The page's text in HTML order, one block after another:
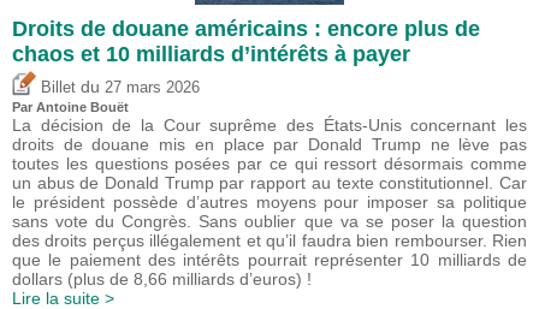
Droits de douane américains : encore plus de
chaos et 10 milliards d’intérêts à payer
Billet du 27 mars 2026
Par Antoine Bouët
La décision de la Cour suprême des États-Unis concernant les
droits de douane mis en place par Donald Trump ne lève pas
toutes les questions posées par ce qui ressort désormais comme
un abus de Donald Trump par rapport au texte constitutionnel. Car
le président possède d’autres moyens pour imposer sa politique
sans vote du Congrès. Sans oublier que va se poser la question
des droits perçus illégalement et qu’il faudra bien rembourser. Rien
que le paiement des intérêts pourrait représenter 10 milliards de
dollars (plus de 8,66 milliards d’euros) !
Lire la suite >